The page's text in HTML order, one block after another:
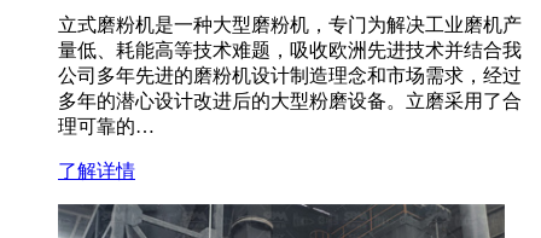
立式磨粉机是一种大型磨粉机，专门为解决工业磨机产
量低、耗能高等技术难题，吸收欧洲先进技术并结合我
公司多年先进的磨粉机设计制造理念和市场需求，经过
多年的潜心设计改进后的大型粉磨设备。立磨采用了合
理可靠的…
了解详情